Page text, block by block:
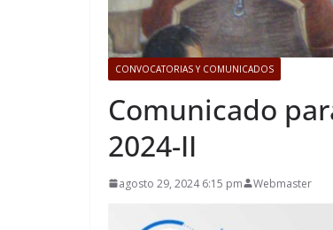
CONVOCATORIAS Y COMUNICADOS
Comunicado
2024-II
agosto 29, 2024 6:15 pm Webmaster